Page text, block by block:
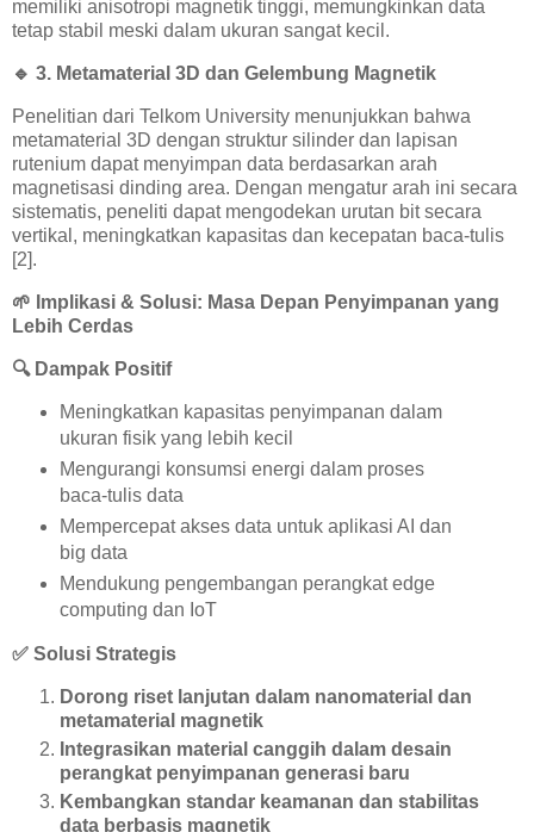
memiliki anisotropi magnetik tinggi, memungkinkan data
tetap stabil meski dalam ukuran sangat kecil.
🔹 3. Metamaterial 3D dan Gelembung Magnetik
Penelitian dari Telkom University menunjukkan bahwa
metamaterial 3D dengan struktur silinder dan lapisan
rutenium dapat menyimpan data berdasarkan arah
magnetisasi dinding area. Dengan mengatur arah ini secara
sistematis, peneliti dapat mengodekan urutan bit secara
vertikal, meningkatkan kapasitas dan kecepatan baca-tulis
[2].
🌱 Implikasi & Solusi: Masa Depan Penyimpanan yang
Lebih Cerdas
🔍Dampak Positif
Meningkatkan kapasitas penyimpanan dalam
ukuran fisik yang lebih kecil
Mengurangi konsumsi energi dalam proses
baca-tulis data
Mempercepat akses data untuk aplikasi AI dan
big data
Mendukung pengembangan perangkat edge
computing dan IoT
✅ Solusi Strategis
Dorong riset lanjutan dalam nanomaterial dan
metamaterial magnetik
Integrasikan material canggih dalam desain
perangkat penyimpanan generasi baru
Kembangkan standar keamanan dan stabilitas
data berbasis magnetik